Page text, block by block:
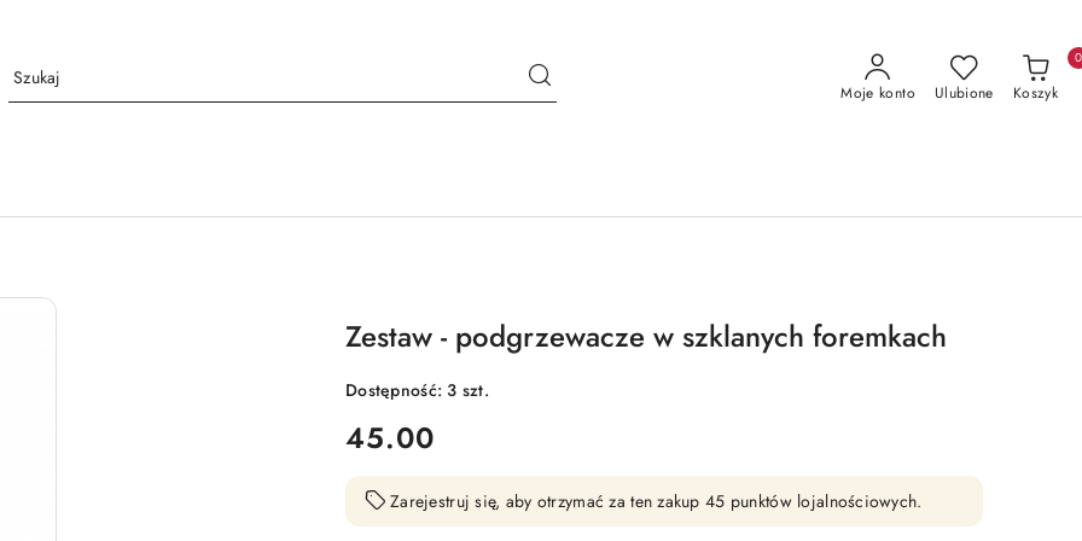
Moje konto Ulubione Koszyk
0
Zestaw - podgrzewacze w szklanych foremkach
Dostępność:3 szt.
cena:
45.00
Zarejestruj się, aby otrzymać za ten zakup 45 punktów lojalnościowych.